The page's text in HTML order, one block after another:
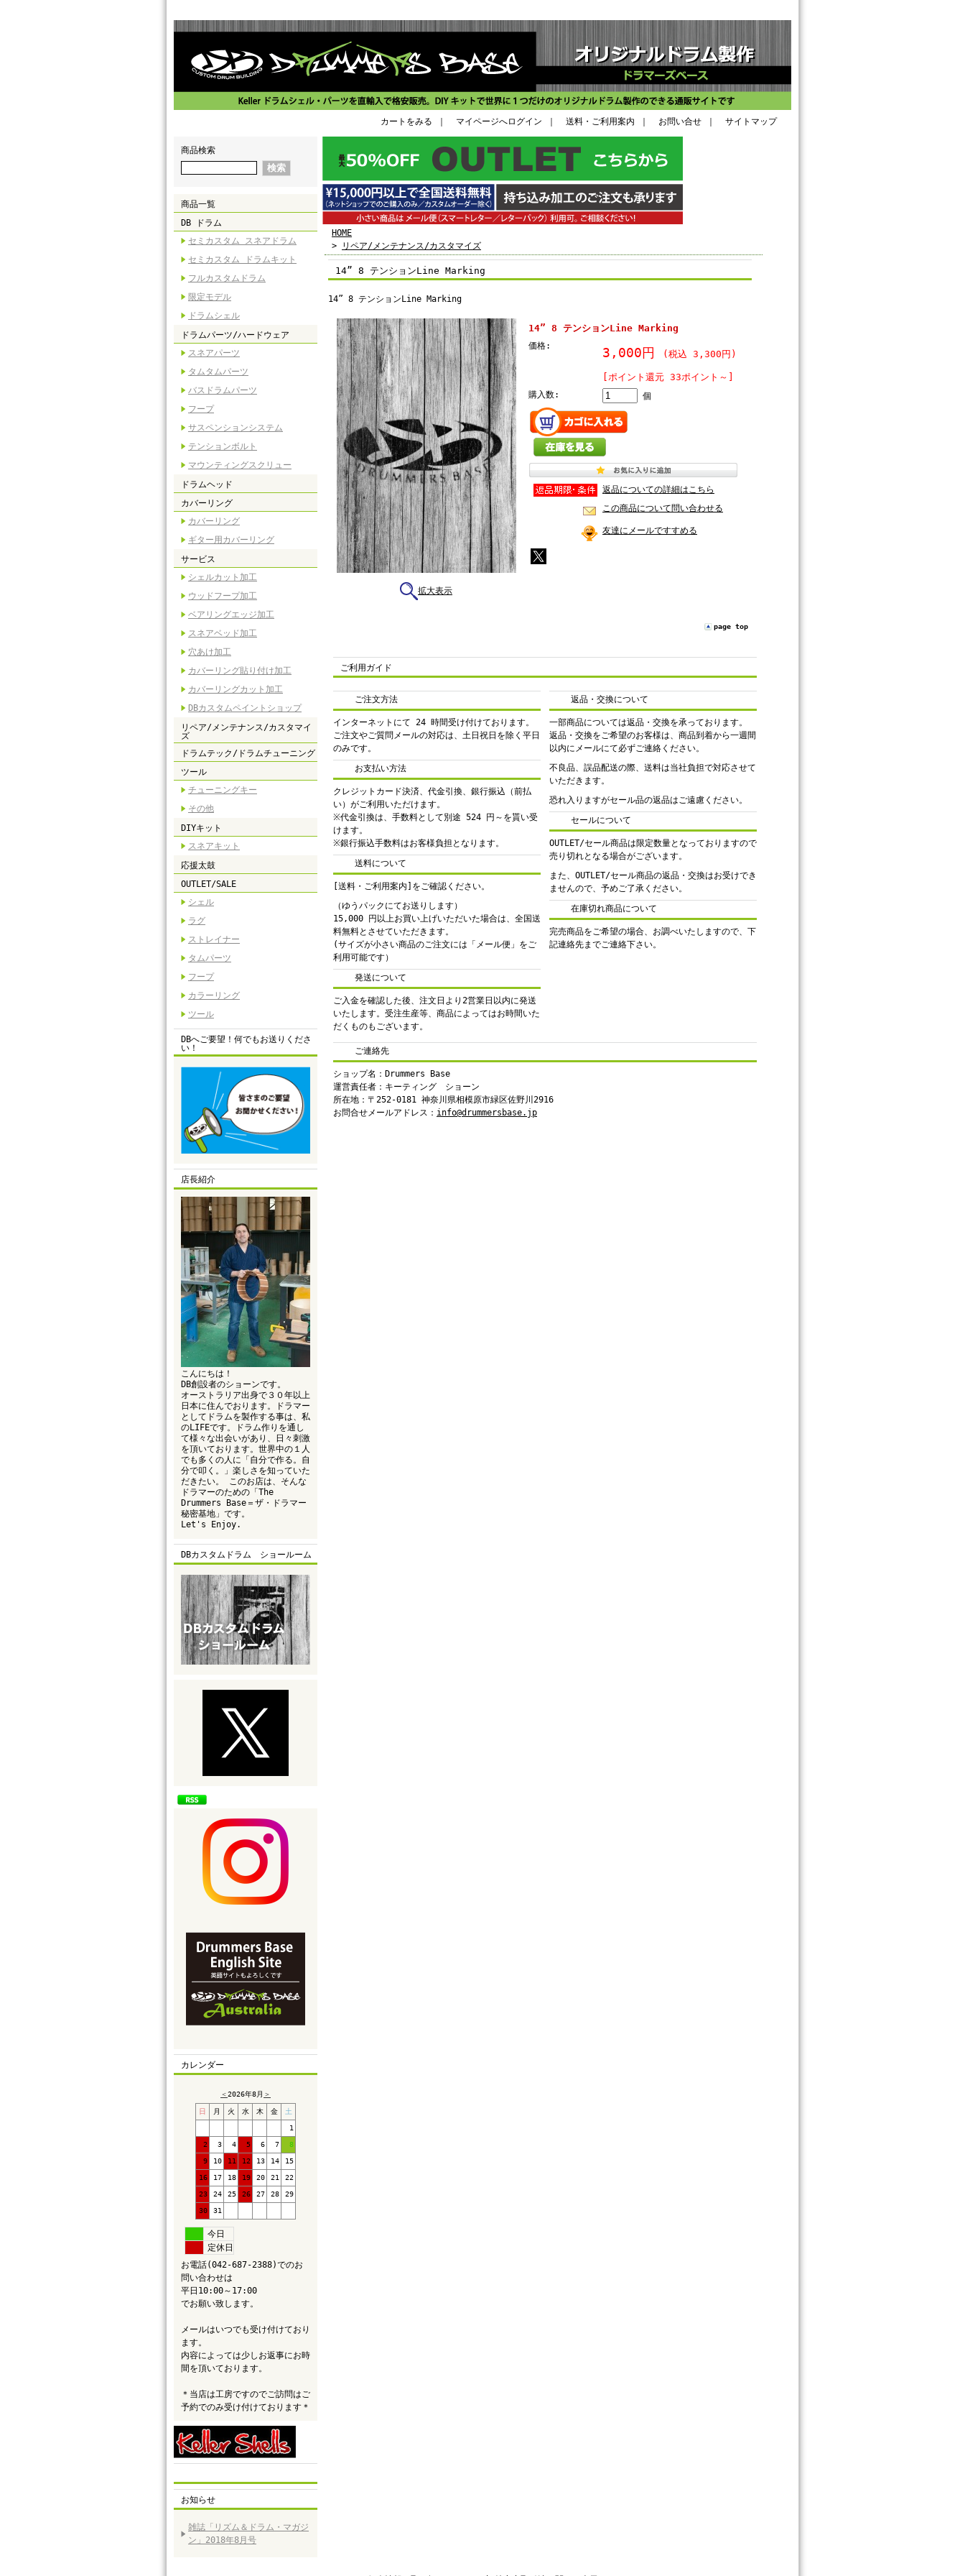
カートをみる マイページへログイン 送料・ご利用案内 お問い合せ サイトマップ
商品検索
商品一覧
DB ドラム
セミカスタム スネアドラム
セミカスタム ドラムキット
フルカスタムドラム
限定モデル
ドラムシェル
ドラムパーツ/ハードウェア
スネアパーツ
タムタムパーツ
バスドラムパーツ
フープ
サスペンションシステム
テンションボルト
マウンティングスクリュー
ドラムヘッド
カバーリング
カバーリング
ギター用カバーリング
サービス
シェルカット加工
ウッドフープ加工
ベアリングエッジ加工
スネアベッド加工
穴あけ加工
カバーリング貼り付け加工
カバーリングカット加工
DBカスタムペイントショップ
リペア/メンテナンス/カスタマイ
ズ
ドラムテック/ドラムチューニング
ツール
チューニングキー
その他
DIYキット
スネアキット
応援太鼓
OUTLET/SALE
シェル
ラグ
ストレイナー
タムパーツ
フープ
カラーリング
ツール
DBへご要望！何でもお送りくださ
い！
店長紹介
こんにちは！
DB創設者のショーンです。
オーストラリア出身で３０年以上
日本に住んでおります。ドラマー
としてドラムを製作する事は、私
のLIFEです。ドラム作りを通し
て様々な出会いがあり、日々刺激
を頂いております。世界中の１人
でも多くの人に「自分で作る。自
分で叩く。」楽しさを知っていた
だきたい。 このお店は、そんな
ドラマーのための「The
Drummers Base＝ザ・ドラマー
秘密基地」です。
Let's Enjoy.
DBカスタムドラム ショールーム
カレンダー
＜2026年8月 ＞
日 月 火 水 木 金 土
1
2 3 4 5 6 7 8
9 10 11 12 13 14 15
16 17 18 19 20 21 22
23 24 25 26 27 28 29
30 31
今日
定休日
お電話(042-687-2388)でのお
問い合わせは
平日10:00～17:00
でお願い致します。
メールはいつでも受け付けており
ます。
内容によっては少しお返事にお時
間を頂いております。
＊当店は工房ですのでご訪問はご
予約でのみ受け付けております＊
お知らせ
雑誌「リズム＆ドラム・マガジ
ン」2018年8月号
HOME
>
リペア/メンテナンス/カスタマイズ
14” 8 テンションLine Marking
14” 8 テンションLine Marking
拡大表示
14” 8 テンションLine Marking
価格: 3,000円 (税込 3,300円)
[ポイント還元 33ポイント～]
購入数: 個
返品についての詳細はこちら
この商品について問い合わせる
友達にメールですすめる
page top
ご利用ガイド
ご注文方法
インターネットにて 24 時間受け付けております。
ご注文やご質問メールの対応は、土日祝日を除く平日
のみです。
お支払い方法
クレジットカード決済、代金引換、銀行振込（前払
い）がご利用いただけます。
※代金引換は、手数料として別途 524 円～を貰い受
けます。
※銀行振込手数料はお客様負担となります。
送料について
[送料・ご利用案内]をご確認ください。
（ゆうパックにてお送りします）
15,000 円以上お買い上げいただいた場合は、全国送
料無料とさせていただきます。
(サイズが小さい商品のご注文には「メール便」をご
利用可能です）
発送について
ご入金を確認した後、注文日より2営業日以内に発送
いたします。受注生産等、商品によってはお時間いた
だくものもございます。
返品・交換について
一部商品については返品・交換を承っております。
返品・交換をご希望のお客様は、商品到着から一週間
以内にメールにて必ずご連絡ください。
不良品、誤品配送の際、送料は当社負担で対応させて
いただきます。
恐れ入りますがセール品の返品はご遠慮ください。
セールについて
OUTLET/セール商品は限定数量となっておりますので
売り切れとなる場合がございます。
また、OUTLET/セール商品の返品・交換はお受けでき
ませんので、予めご了承ください。
在庫切れ商品について
完売商品をご希望の場合、お調べいたしますので、下
記連絡先までご連絡下さい。
ご連絡先
ショップ名：Drummers Base
運営責任者：キーティング ショーン
所在地：〒252-0181 神奈川県相模原市緑区佐野川2916
お問合せメールアドレス： info@drummersbase.jp